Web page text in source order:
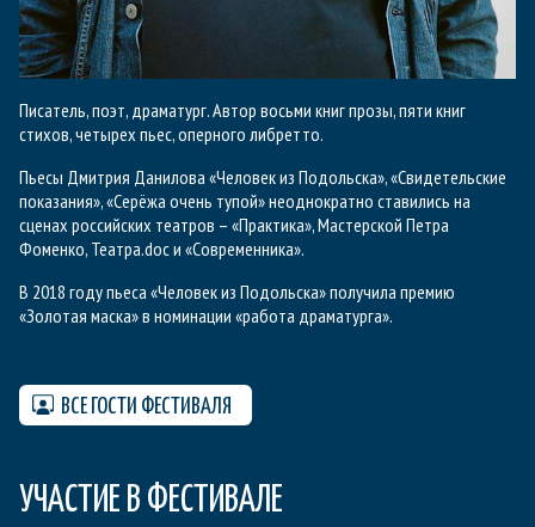
Писатель, поэт, драматург. Автор восьми книг прозы, пяти книг
стихов, четырех пьес, оперного либретто.
Пьесы Дмитрия Данилова «Человек из Подольска», «Свидетельские
показания», «Серёжа очень тупой» неоднократно ставились на
сценах российских театров – «Практика», Мастерской Петра
Фоменко, Театра.doc и «Современника».
В 2018 году пьеса «Человек из Подольска» получила премию
«Золотая маска» в номинации «работа драматурга».
ВСЕ ГОСТИ ФЕСТИВАЛЯ
УЧАСТИЕ В ФЕСТИВАЛЕ